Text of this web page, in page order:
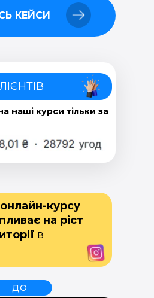
КЕЙСИ
наші курси тільки за
курсу
на ріст
в
ДО